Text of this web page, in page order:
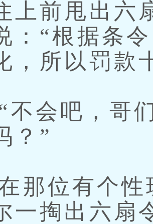
上前甩出六
：“根据条
，所以罚款
会吧，哥
？”
位有个性
一掏出六扇